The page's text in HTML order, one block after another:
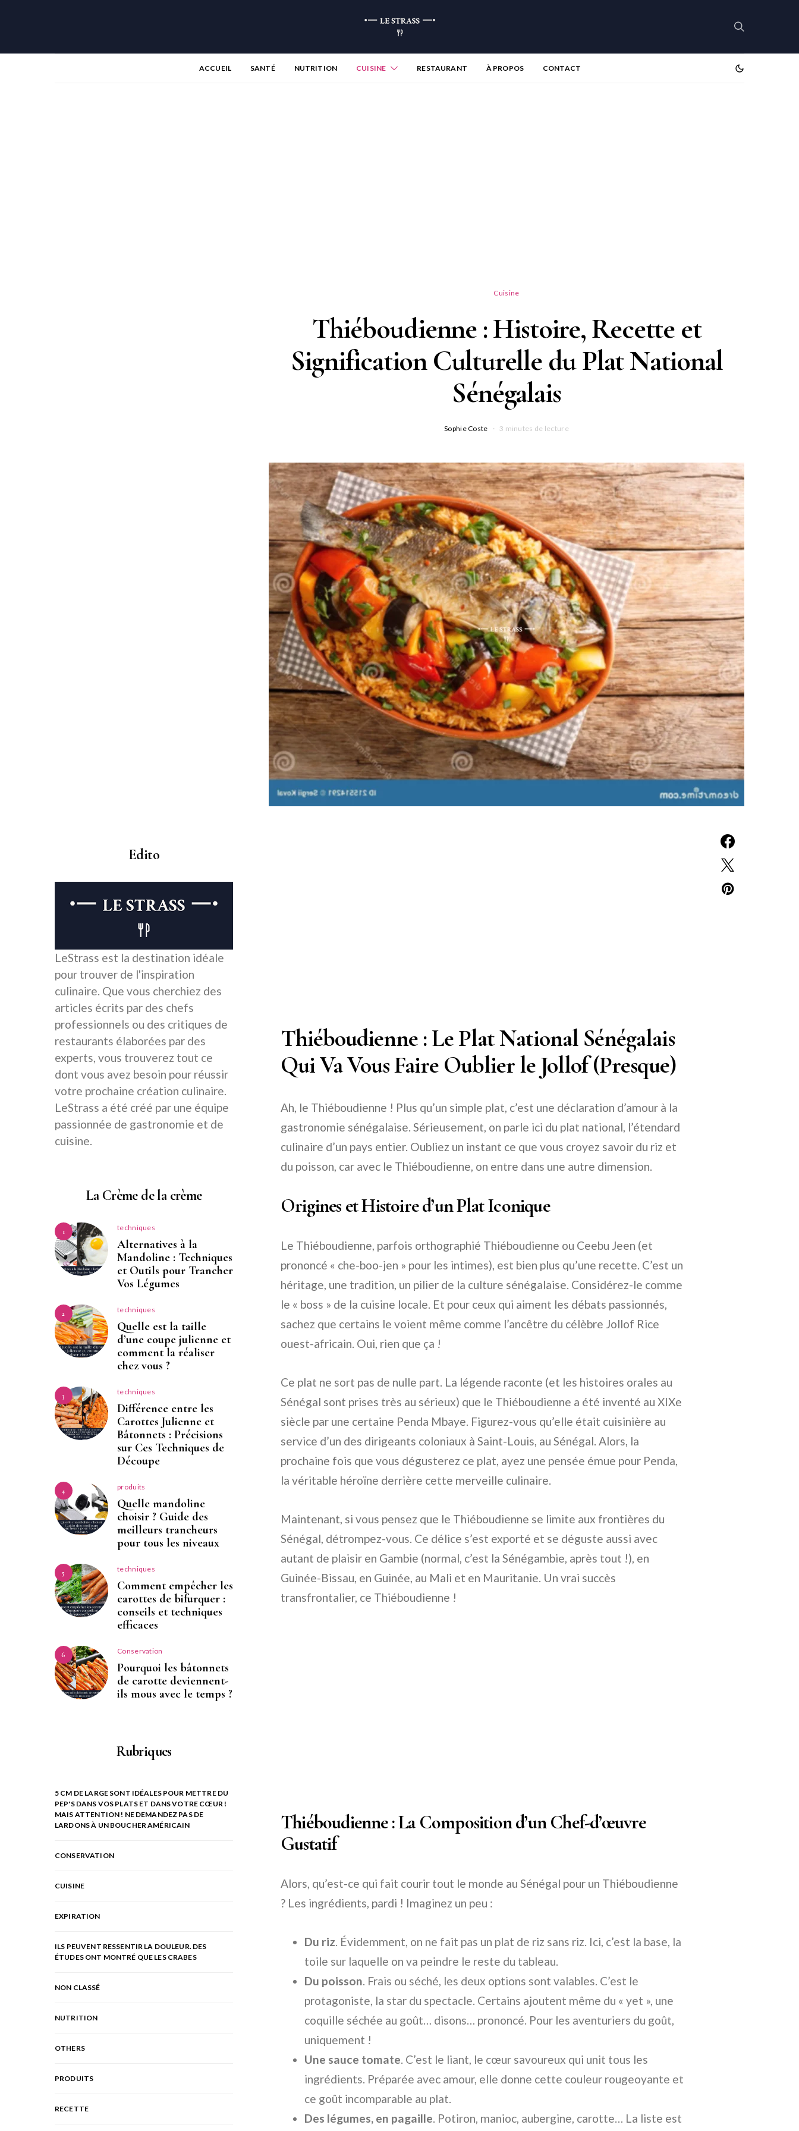
ACCUEIL SANTÉ NUTRITION CUISINE RESTAURANT À PROPOS CONTACT
Cuisine
Thiéboudienne : Histoire, Recette et
Signification Culturelle du Plat National
Sénégalais
Sophie Coste 3 minutes de lecture
Thiéboudienne : Le Plat National Sénégalais
Qui Va Vous Faire Oublier le Jollof (Presque)
Ah, le Thiéboudienne ! Plus qu’un simple plat, c’est une déclaration d’amour à la
gastronomie sénégalaise. Sérieusement, on parle ici du plat national, l’étendard
culinaire d’un pays entier. Oubliez un instant ce que vous croyez savoir du riz et
du poisson, car avec le Thiéboudienne, on entre dans une autre dimension.
Origines et Histoire d’un Plat Iconique
Le Thiéboudienne, parfois orthographié Thiéboudienne ou Ceebu Jeen (et
prononcé « che-boo-jen » pour les intimes), est bien plus qu’une recette. C’est un
héritage, une tradition, un pilier de la culture sénégalaise. Considérez-le comme
le « boss » de la cuisine locale. Et pour ceux qui aiment les débats passionnés,
sachez que certains le voient même comme l’ancêtre du célèbre Jollof Rice
ouest-africain. Oui, rien que ça !
Ce plat ne sort pas de nulle part. La légende raconte (et les histoires orales au
Sénégal sont prises très au sérieux) que le Thiéboudienne a été inventé au XIXe
siècle par une certaine Penda Mbaye. Figurez-vous qu’elle était cuisinière au
service d’un des dirigeants coloniaux à Saint-Louis, au Sénégal. Alors, la
prochaine fois que vous dégusterez ce plat, ayez une pensée émue pour Penda,
la véritable héroïne derrière cette merveille culinaire.
Maintenant, si vous pensez que le Thiéboudienne se limite aux frontières du
Sénégal, détrompez-vous. Ce délice s’est exporté et se déguste aussi avec
autant de plaisir en Gambie (normal, c’est la Sénégambie, après tout !), en
Guinée-Bissau, en Guinée, au Mali et en Mauritanie. Un vrai succès
transfrontalier, ce Thiéboudienne !
Thiéboudienne : La Composition d’un Chef-d’œuvre
Gustatif
Alors, qu’est-ce qui fait courir tout le monde au Sénégal pour un Thiéboudienne
? Les ingrédients, pardi ! Imaginez un peu :
Du riz. Évidemment, on ne fait pas un plat de riz sans riz. Ici, c’est la base, la
toile sur laquelle on va peindre le reste du tableau.
Du poisson. Frais ou séché, les deux options sont valables. C’est le
protagoniste, la star du spectacle. Certains ajoutent même du « yet », une
coquille séchée au goût… disons… prononcé. Pour les aventuriers du goût,
uniquement !
Une sauce tomate. C’est le liant, le cœur savoureux qui unit tous les
ingrédients. Préparée avec amour, elle donne cette couleur rougeoyante et
ce goût incomparable au plat.
Des légumes, en pagaille. Potiron, manioc, aubergine, carotte… La liste est
Edito
LeStrass est la destination idéale
pour trouver de l'inspiration
culinaire. Que vous cherchiez des
articles écrits par des chefs
professionnels ou des critiques de
restaurants élaborées par des
experts, vous trouverez tout ce
dont vous avez besoin pour réussir
votre prochaine création culinaire.
LeStrass a été créé par une équipe
passionnée de gastronomie et de
cuisine.
La Crème de la crème
1 techniques
Alternatives à la
Mandoline : Techniques
et Outils pour Trancher
Vos Légumes
2 techniques
Quelle est la taille
d’une coupe julienne et
comment la réaliser
chez vous ?
3 techniques
Différence entre les
Carottes Julienne et
Bâtonnets : Précisions
sur Ces Techniques de
Découpe
4 produits
Quelle mandoline
choisir ? Guide des
meilleurs trancheurs
pour tous les niveaux
5 techniques
Comment empêcher les
carottes de bifurquer :
conseils et techniques
efficaces
6 Conservation
Pourquoi les bâtonnets
de carotte deviennent-
ils mous avec le temps ?
Rubriques
5 CM DE LARGE SONT IDÉALES POUR METTRE DU
PEP'S DANS VOS PLATS ET DANS VOTRE CŒUR !
MAIS ATTENTION ! NE DEMANDEZ PAS DE
LARDONS À UN BOUCHER AMÉRICAIN
CONSERVATION
CUISINE
EXPIRATION
ILS PEUVENT RESSENTIR LA DOULEUR. DES
ÉTUDES ONT MONTRÉ QUE LES CRABES
NON CLASSÉ
NUTRITION
OTHERS
PRODUITS
RECETTE